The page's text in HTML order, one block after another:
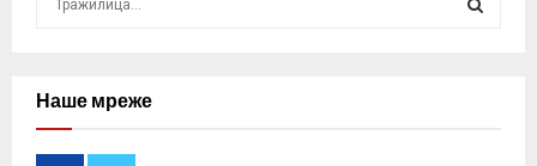
cНаше мреже